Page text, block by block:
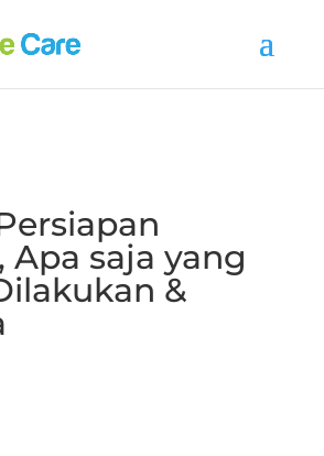
Apa saja yang
&